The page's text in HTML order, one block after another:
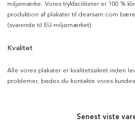
miljømærke. Vores trykfaciliteter er 100 %
produktion af plakater til dearsam.com
(svarende til EU-miljømærket).
Kvalitet
Alle vores plakater er kvalitetssikret inden
problemer, bedes du kontakte vores
Senest viste